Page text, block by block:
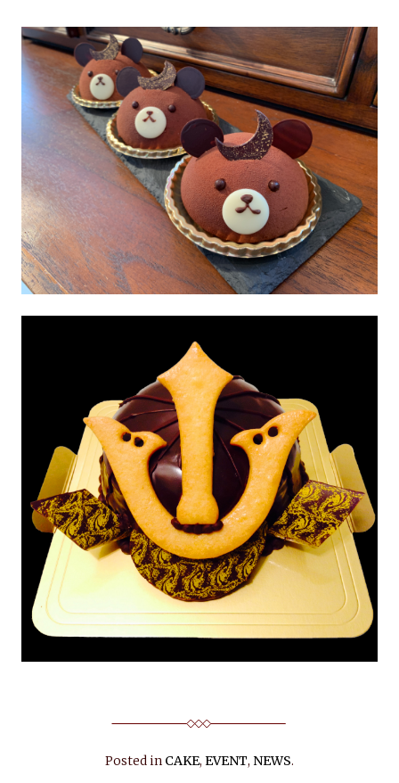
Posted in CAKE, EVENT, NEWS.